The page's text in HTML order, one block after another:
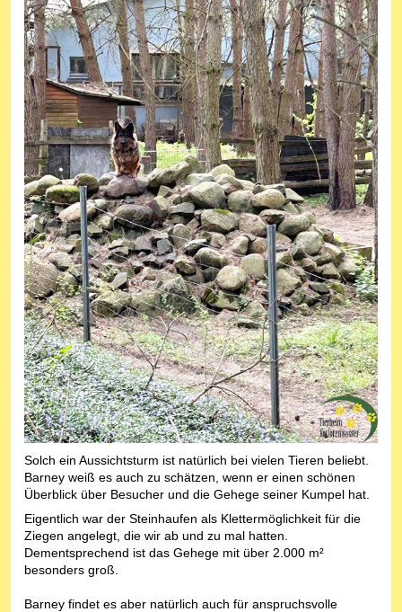
Solch ein Aussichtsturm ist natürlich bei vielen Tieren beliebt.
Barney weiß es auch zu schätzen, wenn er einen schönen
Überblick über Besucher und die Gehege seiner Kumpel hat.
Eigentlich war der Steinhaufen als Klettermöglichkeit für die
Ziegen angelegt, die wir ab und zu mal hatten.
Dementsprechend ist das Gehege mit über 2.000 m²
besonders groß.
Barney findet es aber natürlich auch für anspruchsvolle